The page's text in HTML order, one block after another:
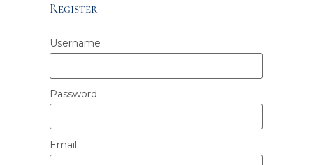
Alternative:
Register
Username
Password
Email